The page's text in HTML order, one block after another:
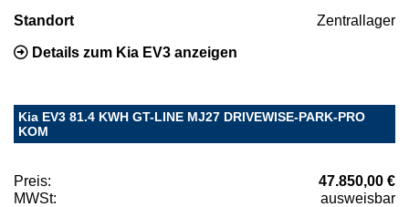
Standort Zentrallager
Details zum Kia EV3 anzeigen
Kia EV3 81.4 KWH GT-LINE MJ27 DRIVEWISE-PARK-PRO
KOM
Preis:
47.850,00 €
MWSt:
ausweisbar